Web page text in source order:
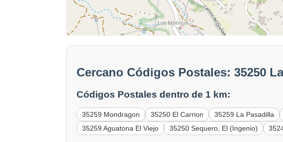
Cercano Códigos Postales: 35250
Códigos Postales dentro de 1 km:
35259 Mondragon 35250 El Carrion 35259 La Pasadilla
35259 Aguatona El Viejo
35250 Sequero, El (Ingenio)